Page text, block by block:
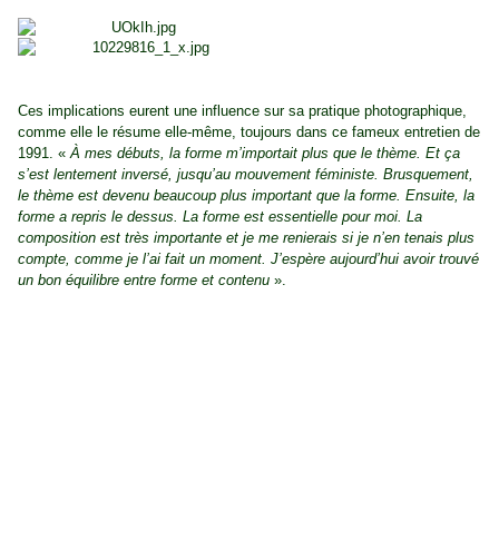
Ces implications eurent une influence sur sa pratique photographique,
comme elle le résume elle-même, toujours dans ce fameux entretien de
1991. «À mes débuts, la forme m’importait plus que le thème. Et ça
s’est lentement inversé, jusqu’au mouvement féministe. Brusquement,
le thème est devenu beaucoup plus important que la forme. Ensuite, la
forme a repris le dessus. La forme est essentielle pour moi. La
composition est très importante et je me renierais si je n’en tenais plus
compte, comme je l’ai fait un moment. J’espère aujourd’hui avoir trouvé
un bon équilibre entre forme et contenu ».